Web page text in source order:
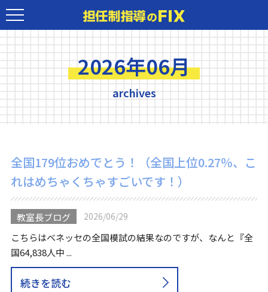
2026年06月
archives
全国179位おめでとう！（全国上位0.27％、こ
れはめちゃくちゃすごいです！）
教室長ブログ 2026/06/29
こちらはベネッセの全国模試の結果なのですが、なんと『全
国64,838人中 ...
続きを読む